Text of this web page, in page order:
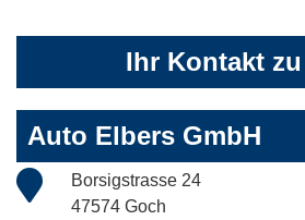
Ihr Kontakt
Auto Elbers GmbH
Borsigstrasse 24
47574 Goch